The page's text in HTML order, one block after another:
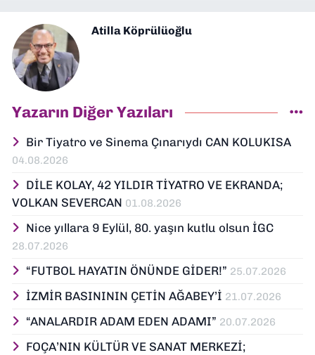
Atilla Köprülüoğlu
Yazarın Diğer Yazıları
Bir Tiyatro ve Sinema Çınarıydı CAN KOLUKISA
04.08.2026
DİLE KOLAY, 42 YILDIR TİYATRO VE EKRANDA;
VOLKAN SEVERCAN 01.08.2026
Nice yıllara 9 Eylül, 80. yaşın kutlu olsun İGC
28.07.2026
“FUTBOL HAYATIN ÖNÜNDE GİDER!” 25.07.2026
İZMİR BASINININ ÇETİN AĞABEY’İ 21.07.2026
“ANALARDIR ADAM EDEN ADAMI” 20.07.2026
FOÇA’NIN KÜLTÜR VE SANAT MERKEZİ;